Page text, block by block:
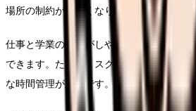
場所の制約が少なくなります。
仕事と学業の両立がしやすく、自分のペ
できます。ただし、スクーリングや実習
な時間管理が重要です。